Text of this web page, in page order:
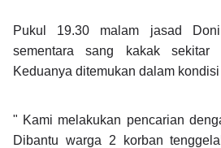
Pukul 19.30 malam jasad
sementara sang kakak sekitar
Keduanya ditemukan dalam
" Kami melakukan pencarian
Dibantu warga 2 korban